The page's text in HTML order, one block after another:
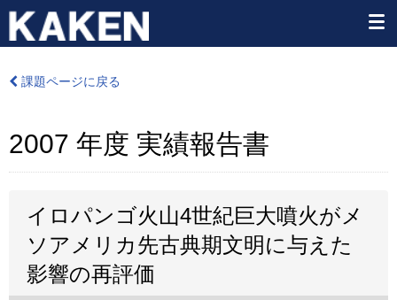
課題ページに戻る
2007 年度 実績報告書
イロパンゴ火山4世紀巨大噴火がメ
ソアメリカ先古典期文明に与えた
影響の再評価